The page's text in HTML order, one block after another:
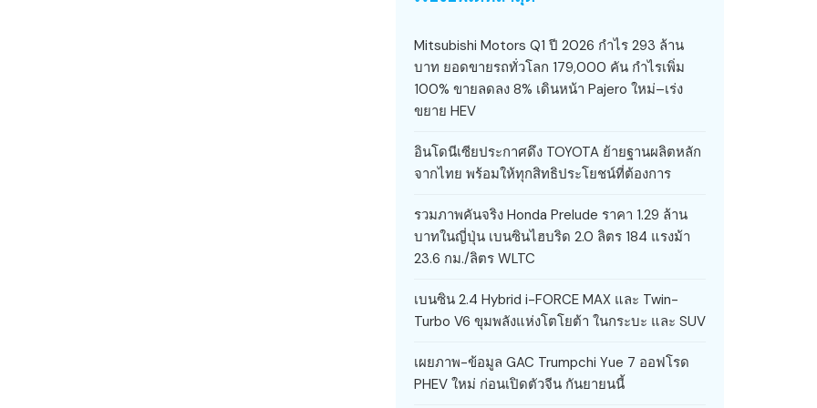
Mitsubishi Motors Q1 ปี 2026 กำไร 293 ล้าน
บาท ยอดขายรถทั่วโลก 179,000 คัน กำไรเพิ่ม
100% ขายลดลง 8% เดินหน้า Pajero ใหม่–เร่ง
ขยาย HEV
อินโดนีเซียประกาศดึง TOYOTA ย้ายฐานผลิตหลัก
จากไทย พร้อมให้ทุกสิทธิประโยชน์ที่ต้องการ
รวมภาพคันจริง Honda Prelude ราคา 1.29 ล้าน
บาทในญี่ปุ่น เบนซินไฮบริด 2.0 ลิตร 184 แรงม้า
23.6 กม./ลิตร WLTC
เบนซิน 2.4 Hybrid i-FORCE MAX และ Twin-
Turbo V6 ขุมพลังแห่งโตโยต้า ในกระบะ และ SUV
เผยภาพ-ข้อมูล GAC Trumpchi Yue 7 ออฟโรด
PHEV ใหม่ ก่อนเปิดตัวจีน กันยายนนี้